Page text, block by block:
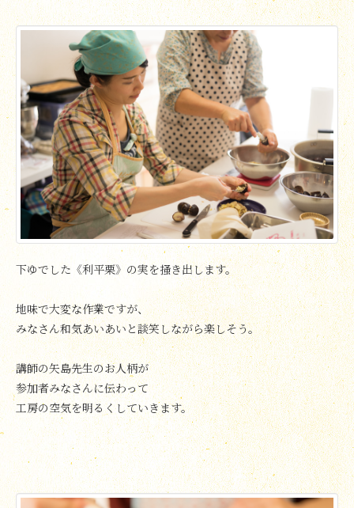
下ゆでした《利平栗》の実を掻き出します。
地味で大変な作業ですが、
みなさん和気あいあいと談笑しながら楽しそう。
講師の矢島先生のお人柄が
参加者みなさんに伝わって
工房の空気を明るくしていきます。